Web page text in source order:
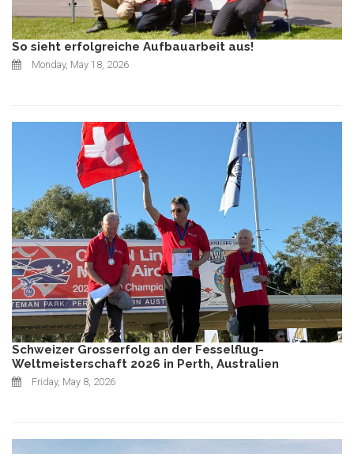
So sieht erfolgreiche Aufbauarbeit aus!
Monday, May 18, 2026
Schweizer Grosserfolg an der Fesselflug-
Weltmeisterschaft 2026 in Perth, Australien
Friday, May 8, 2026